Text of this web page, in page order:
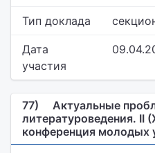
Тип доклада
Дата
участия
77)
Актуальные
литературоведения. II
конференция молодых